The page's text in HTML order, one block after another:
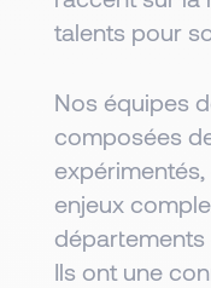
talents pour
Nos équipes
composées
enjeux
départements
Ils ont une